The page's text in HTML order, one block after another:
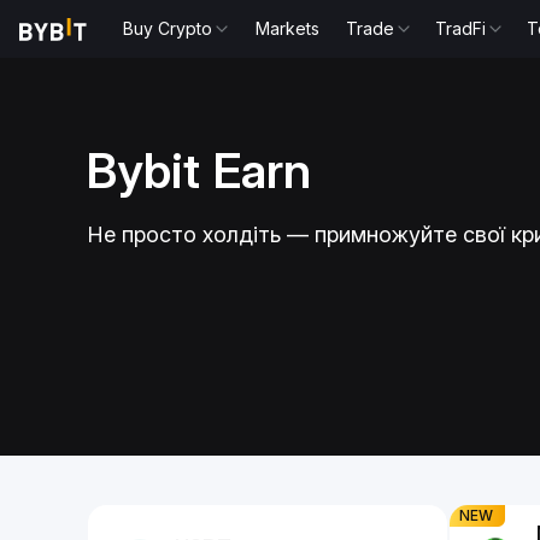
Buy Crypto Markets Trade TradFi
Bybit Earn
Не просто холдіть — примножуйте свої
щоб
до 4%!
3.40%
NEW